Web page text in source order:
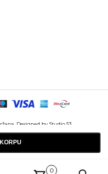
0
Designed by Studio 53
sajtova SEO optimizacija